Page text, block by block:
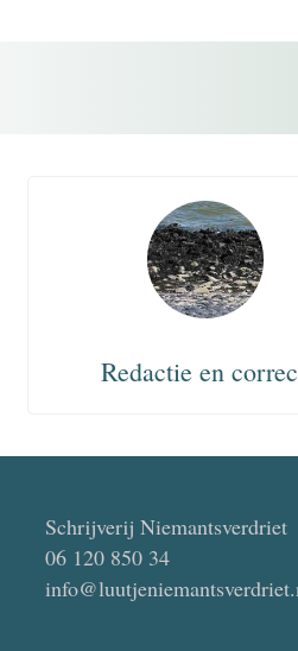
Redactie en
Schrijverij Niemantsverdriet
06 120 850 34